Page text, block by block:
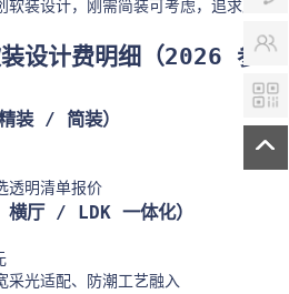
装设计，刚需简装可考虑，追求质感与
设计费明细（2026 参
装 / 简装）
透明清单报价
厅 / LDK 一体化）
采光适配、防潮工艺融入